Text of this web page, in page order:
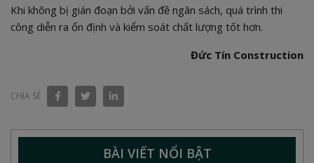
Khi không bị gián đoạn bởi vấn đề ngân sách, quá trình thi
công diễn ra ổn định và kiểm soát chất lượng tốt hơn.
Đức Tín Construction
CHIA SẺ
BÀI VIẾT NỔI BẬT